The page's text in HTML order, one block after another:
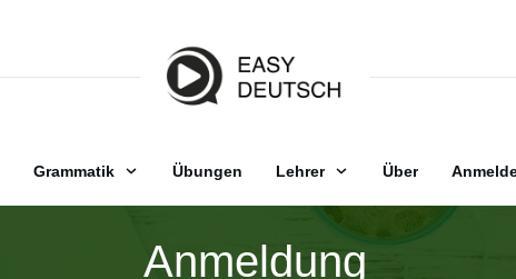
Grammatik Übungen Lehrer Über
Anmeldung